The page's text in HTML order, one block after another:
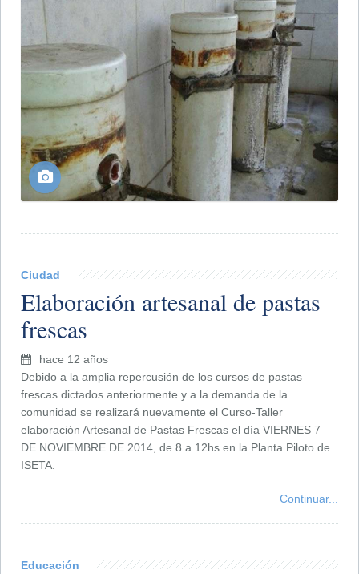
Ciudad
Elaboración artesanal de pastas
frescas
hace 12 años
Debido a la amplia repercusión de los cursos de pastas
frescas dictados anteriormente y a la demanda de la
comunidad se realizará nuevamente el Curso-Taller
elaboración Artesanal de Pastas Frescas el día VIERNES 7
DE NOVIEMBRE DE 2014, de 8 a 12hs en la Planta Piloto de
ISETA.
Continuar...
Educación